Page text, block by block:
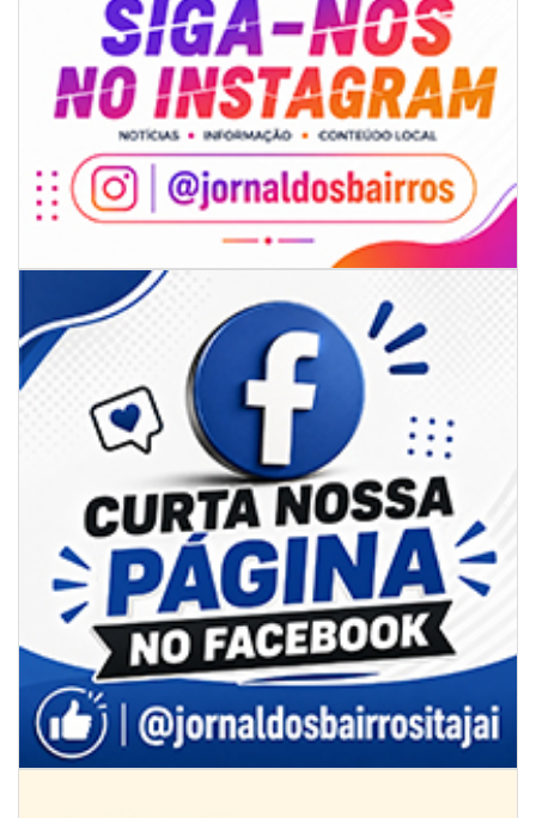
09/08/2026 | 07:00
Projeto BC em Traços está com inscrições abertas
09/08/2026 | 07:00
Novo programa trabalha a prevenção de desastres climáticos na Rede
Municipal de Ensino
NAVEGANTES